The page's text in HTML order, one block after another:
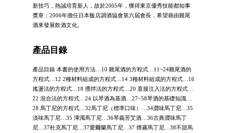
新技巧，熱誠培育新人，故於2005年，獲得東京優秀技能都知事
獎章；2006年擔任日本飯店調酒協會第六屆會長，希望藉由雞尾
酒來發展飲酒文化。
產品目錄
產品目錄 本書的使用方法…10 雞尾酒的方程式…11~24雞尾酒的
方程式…12 2種材料組成的方程式…14 3種材料組成的方程式…16
搖盪法的方程式…18 攪拌法的方程式…20 直接注入法的方程式…
22 混合法的方程式…24 以琴酒為基酒…27~58琴酒的基礎知識…
28 馬丁尼的方程式…32馬丁尼（標準口味）…34澀味馬丁尼…35
淡味馬丁尼…35 渾濁馬丁尼…36琴義苦艾酒…36古典澀味馬丁
尼…37杜克馬丁尼…37愛爾蘭馬丁尼…37 煙霧馬丁尼…38不甜馬